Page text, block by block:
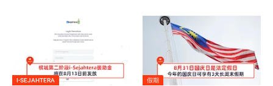
I-SEJAHTERA 假期